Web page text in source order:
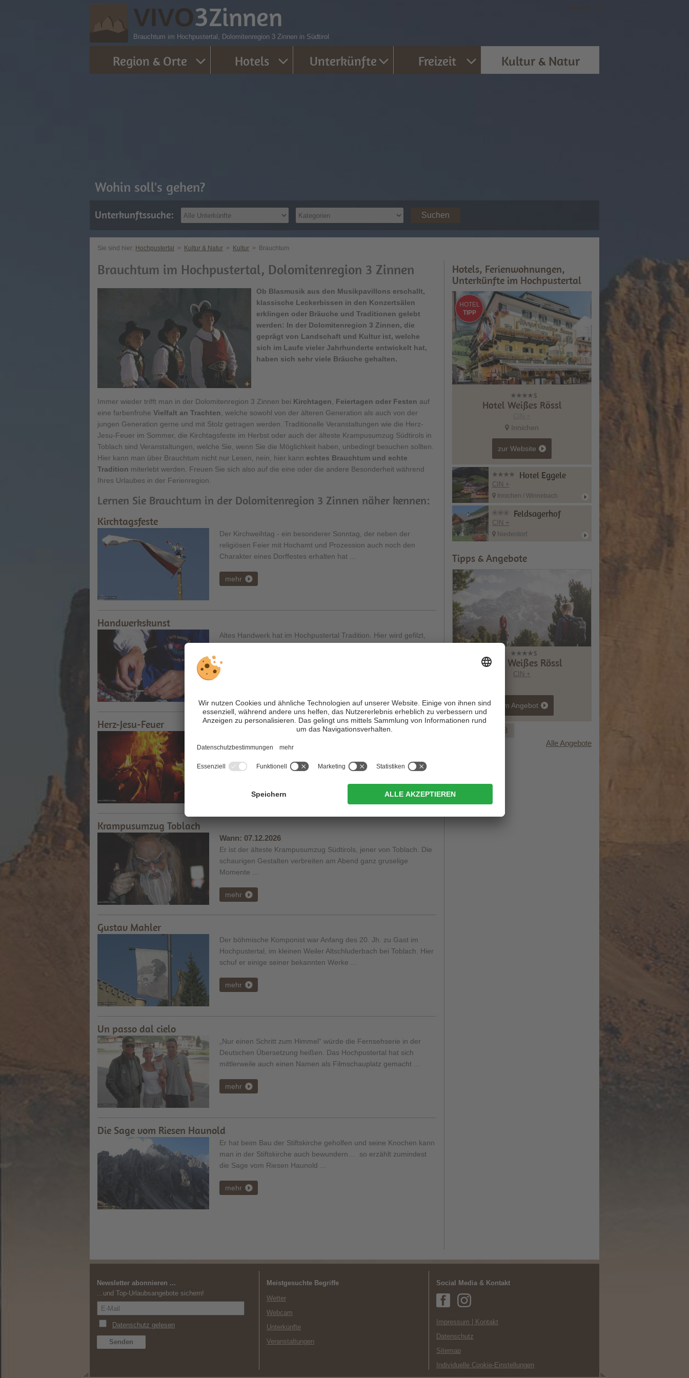
VIVO3Zinnen
Brauchtum im Hochpustertal, Dolomitenregion 3 Zinnen in Südtirol
Wohin soll's gehen?
Unterkunftssuche: Suchen
Region & Orte Hotels Unterkünfte Freizeit Kultur & Natur
Sie sind hier: Hochpustertal > Kultur & Natur > Kultur > Brauchtum
Brauchtum im Hochpustertal, Dolomitenregion 3 Zinnen
Ob Blasmusik aus den Musikpavillons erschallt,
klassische Leckerbissen in den Konzertsälen
erklingen oder Bräuche und Traditionen gelebt
werden: In der Dolomitenregion 3 Zinnen, die
geprägt von Landschaft und Kultur ist, welche
sich im Laufe vieler Jahrhunderte entwickelt hat,
haben sich sehr viele Bräuche gehalten.
Immer wieder trifft man in der Dolomitenregion 3 Zinnen bei Kirchtagen Feiertagen oder Festen auf
eine farbenfrohe Vielfalt an Trachten , welche sowohl von der älteren Generation als auch von der
jungen Generation gerne und mit Stolz getragen werden. Traditionelle Veranstaltungen wie die Herz-
Jesu-Feuer im Sommer, die Kirchtagsfeste im Herbst oder auch der älteste Krampusumzug Südtirols in
Toblach sind Veranstaltungen, welche Sie, wenn Sie die Möglichkeit haben, unbedingt besuchen sollten.
Hier kann man über Brauchtum nicht nur Lesen, nein, hier kann echtes Brauchtum und echte
Tradition miterlebt werden. Freuen Sie sich also auf die eine oder die andere Besonderheit während
Ihres Urlaubes in der Ferienregion.
Lernen Sie Brauchtum in der Dolomitenregion 3 Zinnen näher kennen:
Kirchtagsfeste
Der Kirchweihtag - ein besonderer Sonntag, der neben der
religiösen Feier mit Hochamt und Prozession auch noch den
Charakter eines Dorffestes erhalten hat ...
mehr
Handwerkskunst
Altes Handwerk hat im Hochpustertal Tradition. Hier wird gefilzt,
Herz-Jesu-Feuer
auch in ganz Südtirol den Herz-Jesu-Sonntag auf besondere Art
Krampusumzug Toblach
Wann: 07.12.2026
Er ist der älteste Krampusumzug Südtirols, jener von Toblach. Die
schaurigen Gestalten verbreiten am Abend ganz gruselige
Momente ...
mehr
Gustav Mahler
Der böhmische Komponist war Anfang des 20. Jh. zu Gast im
Hochpustertal, im kleinen Weiler Altschluderbach bei Toblach. Hier
schuf er einige seiner bekannten Werke ...
mehr
Un passo dal cielo
„Nur einen Schritt zum Himmel“ würde die Fernsehserie in der
Deutschen Übersetzung heißen. Das Hochpustertal hat sich
mittlerweile auch einen Namen als Filmschauplatz gemacht ...
mehr
Die Sage vom Riesen Haunold
Er hat beim Bau der Stiftskirche geholfen und seine Knochen kann
man in der Stiftskirche auch bewundern… so erzählt zumindest
die Sage vom Riesen Haunold ...
mehr
Hotels, Ferienwohnungen,
Unterkünfte im Hochpustertal
HOTEL
TIPP
Hotel Weißes Rössl
Innichen
zur Website
Hotel Eggele
CIN +
Innichen / Winnebach
Feldsagerhof
CIN +
Niederdorf
Tipps & Angebote
Hotel Weißes Rössl
CIN +
zum Angebot
3
Alle Angebote
Newsletter abonnieren ...
...und Top-Urlaubsangebote sichern!
Meistgesuchte Begriffe
Wetter
Webcam
Unterkünfte
Veranstaltungen
Social Media & Kontakt
Impressum | Kontakt
Datenschutz
Sitemap
Individuelle Cookie-Einstellungen